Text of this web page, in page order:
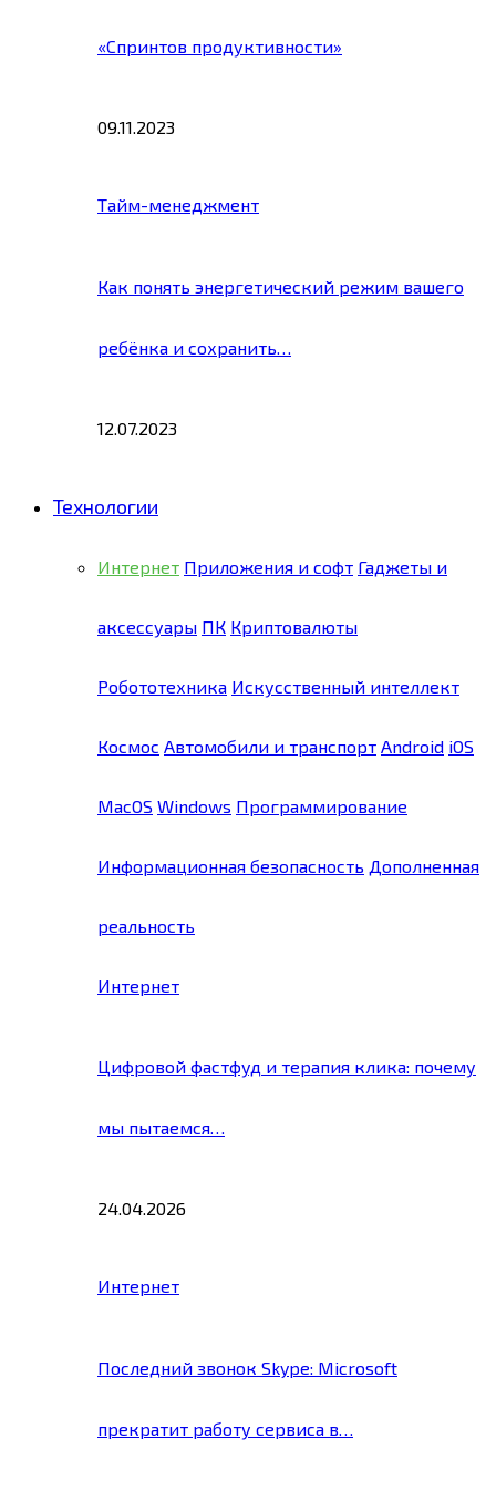
«Спринтов продуктивности»
09.11.2023
Тайм-менеджмент
Как понять энергетический режим вашего
ребёнка и сохранить…
12.07.2023
Технологии
Интернет Приложения и софт Гаджеты и
аксессуары ПК Криптовалюты
Робототехника Искусственный интеллект
Космос Автомобили и транспорт Android iOS
MacOS Windows Программирование
Информационная безопасность Дополненная
реальность
Интернет
Цифровой фастфуд и терапия клика: почему
мы пытаемся…
24.04.2026
Интернет
Последний звонок Skype: Microsoft
прекратит работу сервиса в…